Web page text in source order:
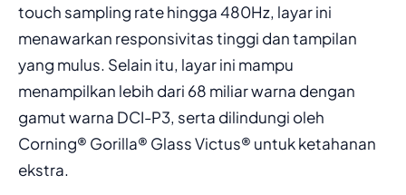
touch sampling rate hingga 480Hz, layar ini
menawarkan responsivitas tinggi dan tampilan
yang mulus. Selain itu, layar ini mampu
menampilkan lebih dari 68 miliar warna dengan
gamut warna DCI-P3, serta dilindungi oleh
Corning® Gorilla® Glass Victus® untuk ketahanan
ekstra.